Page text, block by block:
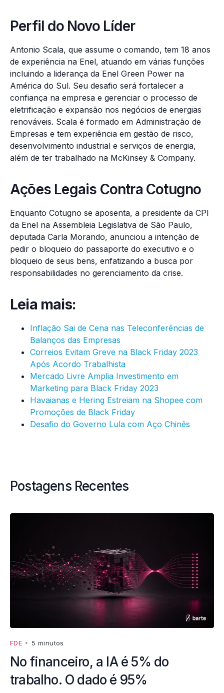
Perfil do Novo Líder
Antonio Scala, que assume o comando, tem 18 anos
de experiência na Enel, atuando em várias funções
incluindo a liderança da Enel Green Power na
América do Sul. Seu desafio será fortalecer a
confiança na empresa e gerenciar o processo de
eletrificação e expansão nos negócios de energias
renováveis. Scala é formado em Administração de
Empresas e tem experiência em gestão de risco,
desenvolvimento industrial e serviços de energia,
além de ter trabalhado na McKinsey & Company.
Ações Legais Contra Cotugno
Enquanto Cotugno se aposenta, a presidente da CPI
da Enel na Assembleia Legislativa de São Paulo,
deputada Carla Morando, anunciou a intenção de
pedir o bloqueio do passaporte do executivo e o
bloqueio de seus bens, enfatizando a busca por
responsabilidades no gerenciamento da crise.
Leia mais:
Inflação Sai de Cena nas Teleconferências de
Balanços das Empresas
Correios Evitam Greve na Black Friday 2023
Após Acordo Trabalhista
Mercado Livre Amplia Investimento em
Marketing para Black Friday 2023
Havaianas e Hering Estreiam na Shopee com
Promoções de Black Friday
Desafio do Governo Lula com Aço Chinês
Postagens Recentes
FDE • 5 minutos
No financeiro, a IA é 5% do
trabalho. O dado é 95%